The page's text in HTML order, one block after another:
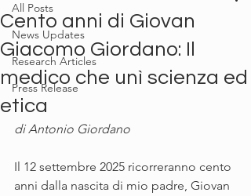
All Posts
News Updates
Research Articles
Press Release
Cento anni di Giovan
Giacomo Giordano: Il
medico che unì scienza ed
etica
di Antonio Giordano
Il 12 settembre 2025 ricorreranno cento
anni dalla nascita di mio padre, Giovan